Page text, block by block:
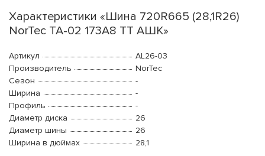
Характеристики «Шина 720R665 (28,1R26)
NorTec TA-02 173А8 ТТ АШК»
Артикул
AL26-03
Производитель
NorTec
Сезон
-
Ширина
-
Профиль
-
Диаметр диска
26
Диаметр шины
26
Ширина в дюймах
28,1